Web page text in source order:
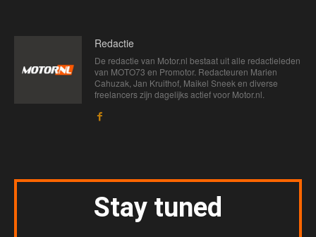
Redactie
De redactie van Motor.nl bestaat uit alle redactieleden
van MOTO73 en Promotor. Redacteuren Marien
Cahuzak, Jan Kruithof, Maikel Sneek en diverse
freelancers zijn dagelijks actief voor Motor.nl.
Stay tuned